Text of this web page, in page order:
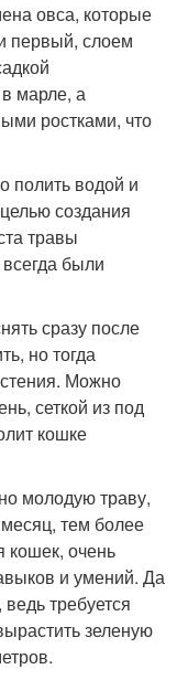
овса, которые
первый, слоем
марле, а
ростками, что
полить водой и
создания
травы
были
сразу после
но тогда
Можно
сеткой из под
кошке
молодую траву,
тем более
кошек, очень
и умений. Да
требуется
зеленую